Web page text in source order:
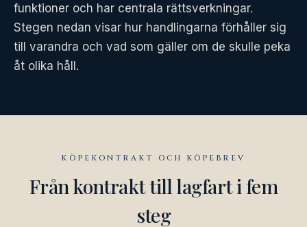
funktioner och har centrala rättsverkningar.
Stegen nedan visar hur handlingarna förhåller sig
till varandra och vad som gäller om de skulle peka
åt olika håll.
KÖPEKONTRAKT OCH KÖPEBREV
Från kontrakt till lagfart i fem
steg